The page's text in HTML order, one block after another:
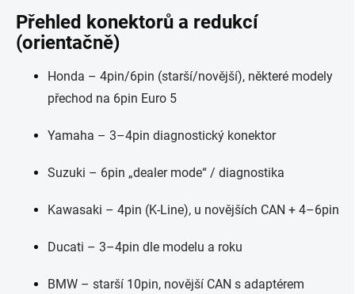
Přehled konektorů a redukcí
(orientačně)
Honda – 4pin/6pin (starší/novější), některé modely
přechod na 6pin Euro 5
Yamaha – 3–4pin diagnostický konektor
Suzuki – 6pin „dealer mode“ / diagnostika
Kawasaki – 4pin (K-Line), u novějších CAN + 4–6pin
Ducati – 3–4pin dle modelu a roku
BMW – starší 10pin, novější CAN s adaptérem